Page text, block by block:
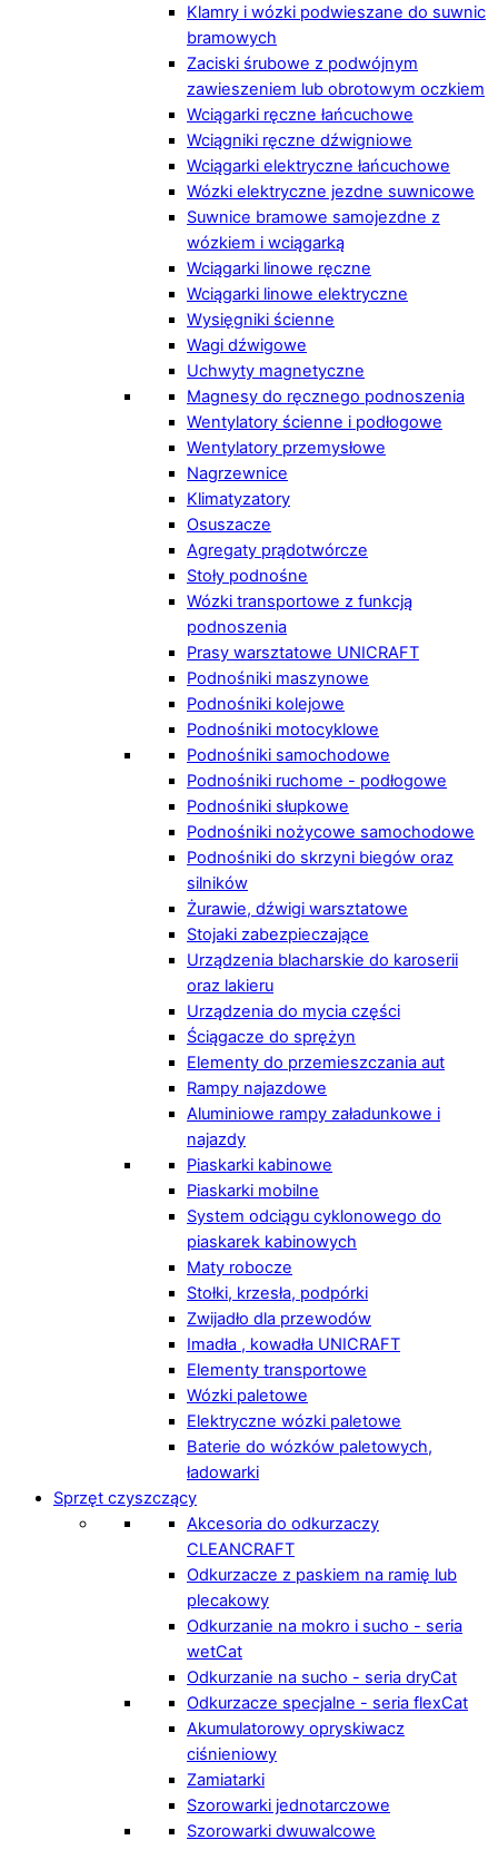
Klamry i wózki podwieszane do suwnic
bramowych
Zaciski śrubowe z podwójnym
zawieszeniem lub obrotowym oczkiem
Wciągarki ręczne łańcuchowe
Wciągniki ręczne dźwigniowe
Wciągarki elektryczne łańcuchowe
Wózki elektryczne jezdne suwnicowe
Suwnice bramowe samojezdne z
wózkiem i wciągarką
Wciągarki linowe ręczne
Wciągarki linowe elektryczne
Wysięgniki ścienne
Wagi dźwigowe
Uchwyty magnetyczne
Magnesy do ręcznego podnoszenia
Wentylatory ścienne i podłogowe
Wentylatory przemysłowe
Nagrzewnice
Klimatyzatory
Osuszacze
Agregaty prądotwórcze
Stoły podnośne
Wózki transportowe z funkcją
podnoszenia
Prasy warsztatowe UNICRAFT
Podnośniki maszynowe
Podnośniki kolejowe
Podnośniki motocyklowe
Podnośniki samochodowe
Podnośniki ruchome - podłogowe
Podnośniki słupkowe
Podnośniki nożycowe samochodowe
Podnośniki do skrzyni biegów oraz
silników
Żurawie, dźwigi warsztatowe
Stojaki zabezpieczające
Urządzenia blacharskie do karoserii
oraz lakieru
Urządzenia do mycia części
Ściągacze do sprężyn
Elementy do przemieszczania aut
Rampy najazdowe
Aluminiowe rampy załadunkowe i
najazdy
Piaskarki kabinowe
Piaskarki mobilne
System odciągu cyklonowego do
piaskarek kabinowych
Maty robocze
Stołki, krzesła, podpórki
Zwijadło dla przewodów
Imadła , kowadła UNICRAFT
Elementy transportowe
Wózki paletowe
Elektryczne wózki paletowe
Baterie do wózków paletowych,
ładowarki
Sprzęt czyszczący
Akcesoria do odkurzaczy
CLEANCRAFT
Odkurzacze z paskiem na ramię lub
plecakowy
Odkurzanie na mokro i sucho - seria
wetCat
Odkurzanie na sucho - seria dryCat
Odkurzacze specjalne - seria flexCat
Akumulatorowy opryskiwacz
ciśnieniowy
Zamiatarki
Szorowarki jednotarczowe
Szorowarki dwuwalcowe